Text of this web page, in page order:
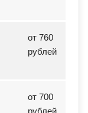
от 760
рублей
от 700
рублей